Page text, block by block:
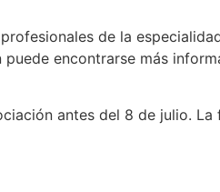
de la
encontrarse más
antes del 8 de julio. La